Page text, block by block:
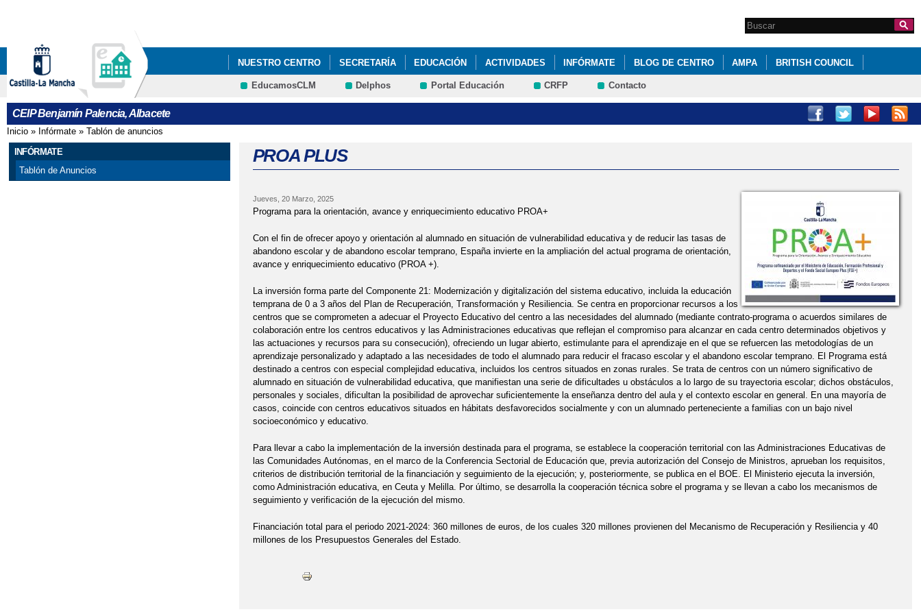
Formulario de
búsqueda
Search this site
NUESTRO CENTRO SECRETARÍA EDUCACIÓN ACTIVIDADES INFÓRMATE BLOG DE CENTRO AMPA BRITISH COUNCIL
FACEBOOK. REUNIÓN FAMILIAS EDUCACIÓN INFANTIL 3 AÑOS CURSO 2025 2026
EducamosCLM Delphos Portal Educación CRFP Contacto
CEIP Benjamín Palencia, Albacete
Se encuentra usted aquí
Inicio » Infórmate » Tablón de anuncios
INFÓRMATE
Tablón de Anuncios
PROA PLUS
Jueves, 20 Marzo, 2025
Programa para la orientación, avance y enriquecimiento educativo PROA+
Con el fin de ofrecer apoyo y orientación al alumnado en situación de vulnerabilidad educativa y de reducir las tasas de
abandono escolar y de abandono escolar temprano, España invierte en la ampliación del actual programa de orientación,
avance y enriquecimiento educativo (PROA +).
La inversión forma parte del Componente 21: Modernización y digitalización del sistema educativo, incluida la educación
temprana de 0 a 3 años del Plan de Recuperación, Transformación y Resiliencia. Se centra en proporcionar recursos a los
centros que se comprometen a adecuar el Proyecto Educativo del centro a las necesidades del alumnado (mediante contrato-programa o acuerdos similares de
colaboración entre los centros educativos y las Administraciones educativas que reflejan el compromiso para alcanzar en cada centro determinados objetivos y
las actuaciones y recursos para su consecución), ofreciendo un lugar abierto, estimulante para el aprendizaje en el que se refuercen las metodologías de un
aprendizaje personalizado y adaptado a las necesidades de todo el alumnado para reducir el fracaso escolar y el abandono escolar temprano. El Programa está
destinado a centros con especial complejidad educativa, incluidos los centros situados en zonas rurales. Se trata de centros con un número significativo de
alumnado en situación de vulnerabilidad educativa, que manifiestan una serie de dificultades u obstáculos a lo largo de su trayectoria escolar; dichos obstáculos,
personales y sociales, dificultan la posibilidad de aprovechar suficientemente la enseñanza dentro del aula y el contexto escolar en general. En una mayoría de
casos, coincide con centros educativos situados en hábitats desfavorecidos socialmente y con un alumnado perteneciente a familias con un bajo nivel
socioeconómico y educativo.
Para llevar a cabo la implementación de la inversión destinada para el programa, se establece la cooperación territorial con las Administraciones Educativas de
las Comunidades Autónomas, en el marco de la Conferencia Sectorial de Educación que, previa autorización del Consejo de Ministros, aprueban los requisitos,
criterios de distribución territorial de la financiación y seguimiento de la ejecución; y, posteriormente, se publica en el BOE. El Ministerio ejecuta la inversión,
como Administración educativa, en Ceuta y Melilla. Por último, se desarrolla la cooperación técnica sobre el programa y se llevan a cabo los mecanismos de
seguimiento y verificación de la ejecución del mismo.
Financiación total para el periodo 2021-2024: 360 millones de euros, de los cuales 320 millones provienen del Mecanismo de Recuperación y Resiliencia y 40
millones de los Presupuestos Generales del Estado.